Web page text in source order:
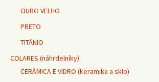
OURO VELHO
PRETO
TITÂNIO
COLARES (náhrdelníky)
CERÂMICA E VIDRO (keramika a sklo)